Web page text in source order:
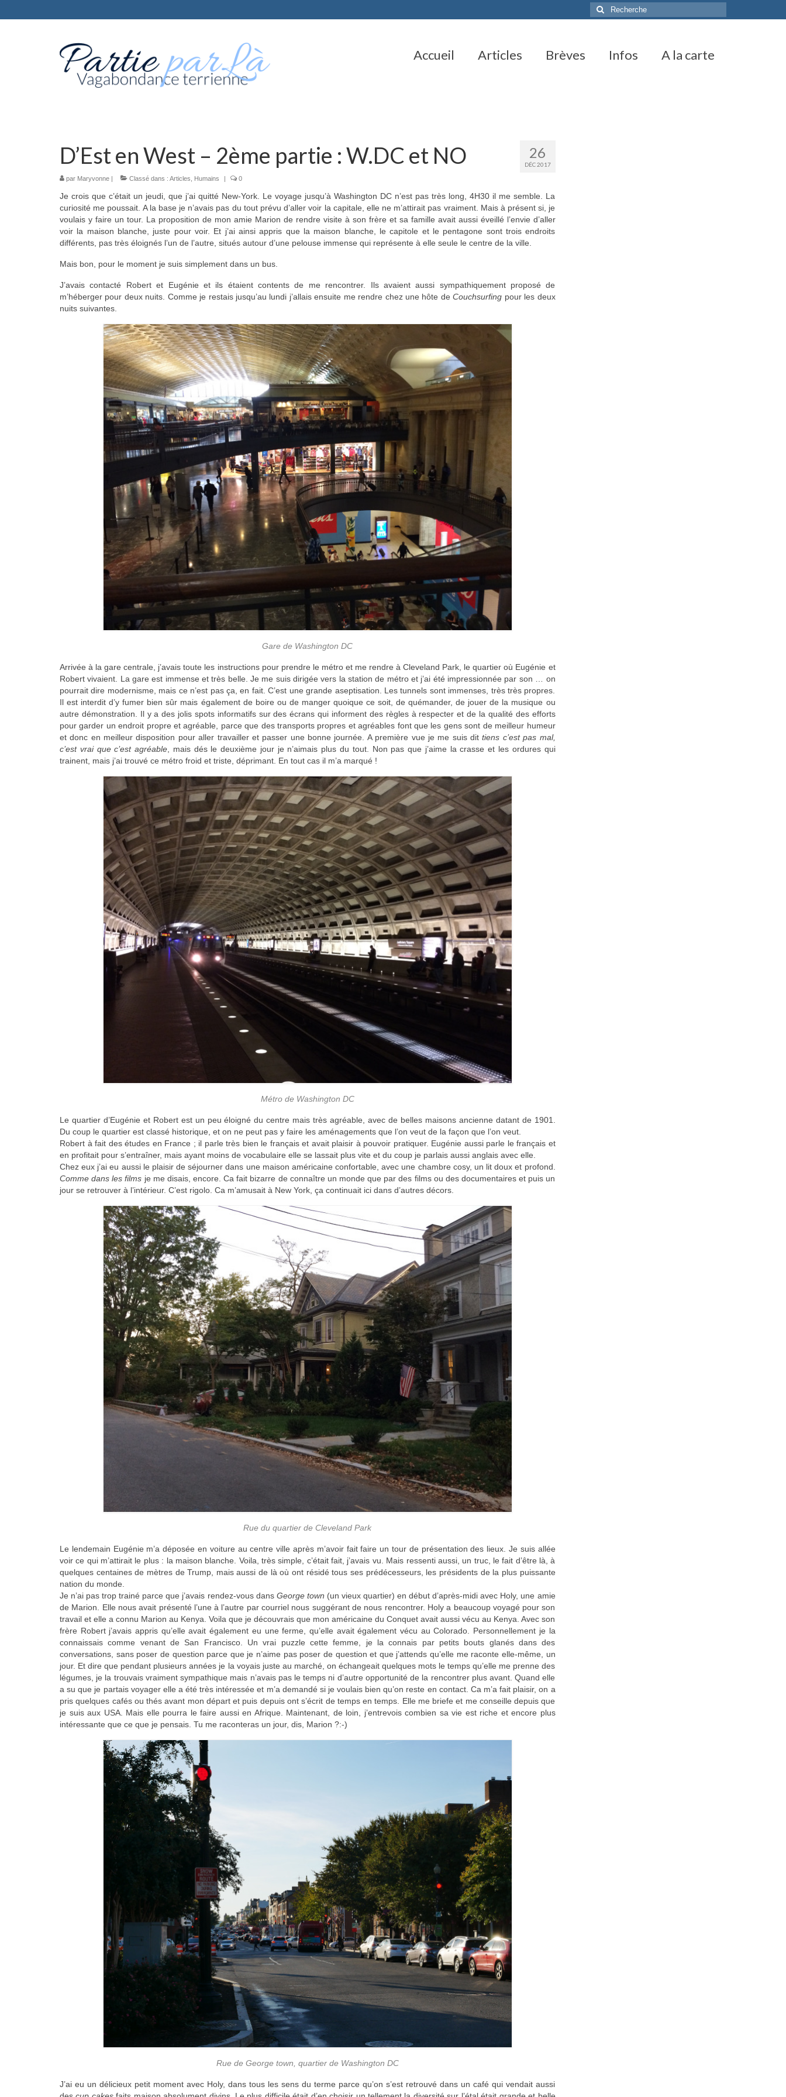
Rechercher
:
Accueil Articles Brèves Infos A la carte
26
DÉC 2017
D’Est en West – 2ème partie : W.DC et NO
par Maryvonne | Classé dans : Articles Humains | 0
Je crois que c’était un jeudi, que j’ai quitté New-York. Le voyage jusqu’à Washington DC n’est pas très long, 4H30 il me semble. La
curiosité me poussait. A la base je n’avais pas du tout prévu d’aller voir la capitale, elle ne m’attirait pas vraiment. Mais à présent si, je
voulais y faire un tour. La proposition de mon amie Marion de rendre visite à son frère et sa famille avait aussi éveillé l’envie d’aller
voir la maison blanche, juste pour voir. Et j’ai ainsi appris que la maison blanche, le capitole et le pentagone sont trois endroits
différents, pas très éloignés l’un de l’autre, situés autour d’une pelouse immense qui représente à elle seule le centre de la ville.
Mais bon, pour le moment je suis simplement dans un bus.
J’avais contacté Robert et Eugénie et ils étaient contents de me rencontrer. Ils avaient aussi sympathiquement proposé de
m’héberger pour deux nuits. Comme je restais jusqu’au lundi j’allais ensuite me rendre chez une hôte deCouchsurfing pour les deux
nuits suivantes.
Gare de Washington DC
Arrivée à la gare centrale, j’avais toute les instructions pour prendre le métro et me rendre à Cleveland Park, le quartier où Eugénie et
Robert vivaient. La gare est immense et très belle. Je me suis dirigée vers la station de métro et j’ai été impressionnée par son … on
pourrait dire modernisme, mais ce n’est pas ça, en fait. C’est une grande aseptisation. Les tunnels sont immenses, très très propres.
Il est interdit d’y fumer bien sûr mais également de boire ou de manger quoique ce soit, de quémander, de jouer de la musique ou
autre démonstration. Il y a des jolis spots informatifs sur des écrans qui informent des règles à respecter et de la qualité des efforts
pour garder un endroit propre et agréable, parce que des transports propres et agréables font que les gens sont de meilleur humeur
et donc en meilleur disposition pour aller travailler et passer une bonne journée. A première vue je me suis dittiens c’est pas mal,
c’est vrai que c’est agréable, mais dés le deuxième jour je n’aimais plus du tout. Non pas que j’aime la crasse et les ordures qui
trainent, mais j’ai trouvé ce métro froid et triste, déprimant. En tout cas il m’a marqué !
Métro de Washington DC
Le quartier d’Eugénie et Robert est un peu éloigné du centre mais très agréable, avec de belles maisons ancienne datant de 1901.
Du coup le quartier est classé historique, et on ne peut pas y faire les aménagements que l’on veut de la façon que l’on veut.
Robert à fait des études en France ; il parle très bien le français et avait plaisir à pouvoir pratiquer. Eugénie aussi parle le français et
en profitait pour s’entraîner, mais ayant moins de vocabulaire elle se lassait plus vite et du coup je parlais aussi anglais avec elle.
Chez eux j’ai eu aussi le plaisir de séjourner dans une maison américaine confortable, avec une chambre cosy, un lit doux et profond.
Comme dans les films je me disais, encore. Ca fait bizarre de connaître un monde que par des films ou des documentaires et puis un
jour se retrouver à l’intérieur. C’est rigolo. Ca m’amusait à New York, ça continuait ici dans d’autres décors.
Rue du quartier de Cleveland Park
Le lendemain Eugénie m’a déposée en voiture au centre ville après m’avoir fait faire un tour de présentation des lieux. Je suis allée
voir ce qui m’attirait le plus : la maison blanche. Voila, très simple, c’était fait, j’avais vu. Mais ressenti aussi, un truc, le fait d’être là, à
quelques centaines de mètres de Trump, mais aussi de là où ont résidé tous ses prédécesseurs, les présidents de la plus puissante
nation du monde.
Je n’ai pas trop trainé parce que j’avais rendez-vous dans George town (un vieux quartier) en début d’après-midi avec Holy, une amie
de Marion. Elle nous avait présenté l’une à l’autre par courriel nous suggérant de nous rencontrer. Holy a beaucoup voyagé pour son
travail et elle a connu Marion au Kenya. Voila que je découvrais que mon américaine du Conquet avait aussi vécu au Kenya. Avec son
frère Robert j’avais appris qu’elle avait également eu une ferme, qu’elle avait également vécu au Colorado. Personnellement je la
connaissais comme venant de San Francisco. Un vrai puzzle cette femme, je la connais par petits bouts glanés dans des
conversations, sans poser de question parce que je n’aime pas poser de question et que j’attends qu’elle me raconte elle-même, un
jour. Et dire que pendant plusieurs années je la voyais juste au marché, on échangeait quelques mots le temps qu’elle me prenne des
légumes, je la trouvais vraiment sympathique mais n’avais pas le temps ni d’autre opportunité de la rencontrer plus avant. Quand elle
a su que je partais voyager elle a été très intéressée et m’a demandé si je voulais bien qu’on reste en contact. Ca m’a fait plaisir, on a
pris quelques cafés ou thés avant mon départ et puis depuis ont s’écrit de temps en temps. Elle me briefe et me conseille depuis que
je suis aux USA. Mais elle pourra le faire aussi en Afrique. Maintenant, de loin, j’entrevois combien sa vie est riche et encore plus
intéressante que ce que je pensais. Tu me raconteras un jour, dis, Marion ?:-)
Rue de George town, quartier de Washington DC
J’ai eu un délicieux petit moment avec Holy, dans tous les sens du terme parce qu’on s’est retrouvé dans un café qui vendait aussi